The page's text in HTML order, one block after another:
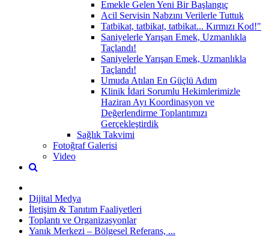
Emekle Gelen Yeni Bir Başlangıç
Acil Servisin Nabzını Verilerle Tuttuk
Tatbikat, tatbikat, tatbikat... Kırmızı Kod!"
Saniyelerle Yarışan Emek, Uzmanlıkla
Taçlandı!
Saniyelerle Yarışan Emek, Uzmanlıkla
Taçlandı!
Umuda Atılan En Güçlü Adım
Klinik İdari Sorumlu Hekimlerimizle
Haziran Ayı Koordinasyon ve
Değerlendirme Toplantımızı
Gerçekleştirdik
Sağlık Takvimi
Fotoğraf Galerisi
Video
Dijital Medya
İletişim & Tanıtım Faaliyetleri
Toplantı ve Organizasyonlar
Yanık Merkezi – Bölgesel Referans, ...